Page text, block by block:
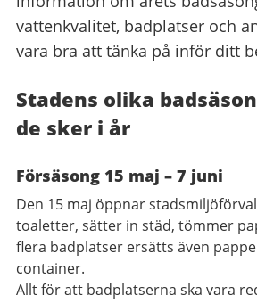
vattenkvalitet, badplatser och
vara bra att tänka på inför ditt
Stadens olika
de sker i år
Försäsong 15 maj – 7 juni
Den 15 maj öppnar
toaletter, sätter in städ, tömmer
flera badplatser ersätts även
container.
Allt för att badplatserna ska vara